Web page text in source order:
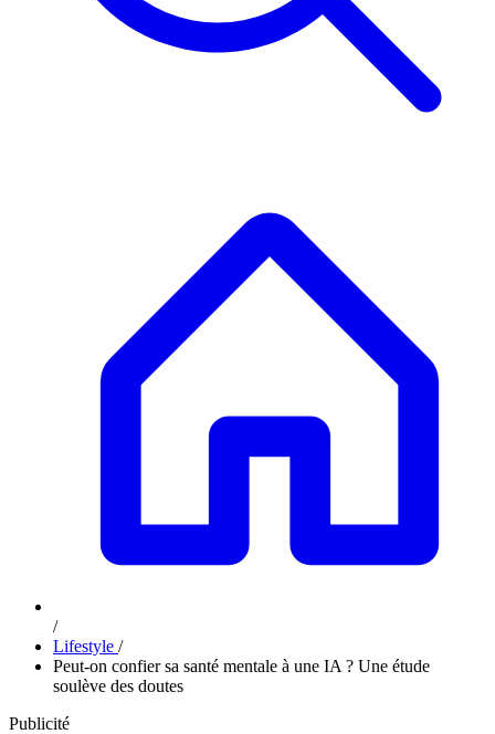
/
Lifestyle /
Peut-on confier sa santé mentale à une IA ? Une étude
soulève des doutes
Publicité